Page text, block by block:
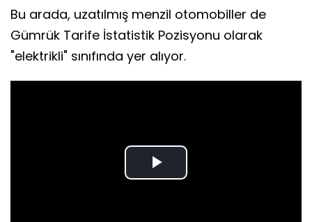
Bu arada, uzatılmış menzil otomobiller de
Gümrük Tarife İstatistik Pozisyonu olarak
"elektrikli" sınıfında yer alıyor.
Play